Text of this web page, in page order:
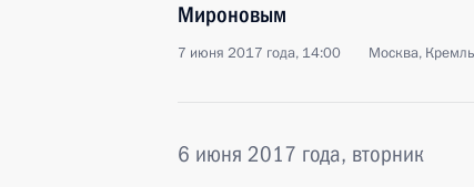
Мироновым
7 июня 2017 года, 14:00 Москва, Кремль
6 июня 2017 года, вторник